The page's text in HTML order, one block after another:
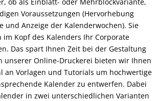
Voraussetzungen (Hervorhebung
und Anzeige der Kalenderwochen). Sie
Kopf des Kalenders Ihr Corporate
Das spart Ihnen Zeit bei der Gestaltung
unserer Online-Druckerei bieten wir Ihnen
an Vorlagen und Tutorials um hochwertige
Kalender zu entwerfen. Dabei
in zwei unterschiedlichen Varianten